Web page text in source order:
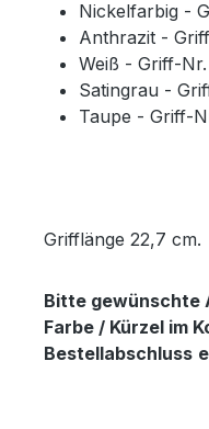
Nickelfarbig -
Anthrazit -
Weiß - Griff-
Satingrau -
Taupe - Griff-
Grifflänge 22,7 cm.
Bitte gewünschte
Farbe / Kürzel im
Bestellabschluss